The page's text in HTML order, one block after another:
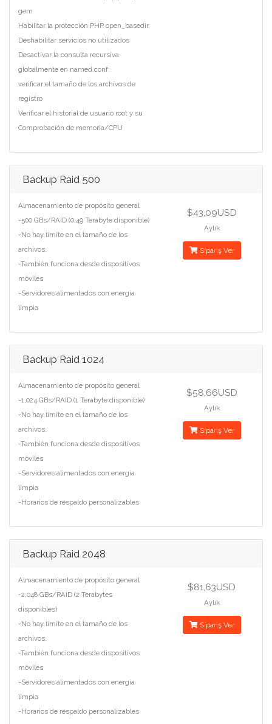
gem
Habilitar la protección PHP open_basedir
Deshabilitar servicios no utilizados
Desactivar la consulta recursiva
globalmente en named.conf
verificar el tamaño de los archivos de
registro
Verificar el historial de usuario root y su
Comprobación de memoria/CPU
Backup Raid 500
Almacenamiento de propósito general
-500 GBs/RAID (0.49 Terabyte disponible)
-No hay límite en el tamaño de los
archivos.
-También funciona desde dispositivos
móviles
-Servidores alimentados con energía
limpia
$43,09USD
Aylık
Sipariş Ver
Backup Raid 1024
Almacenamiento de propósito general
-1,024 GBs/RAID (1 Terabyte disponible)
-No hay límite en el tamaño de los
archivos.
-También funciona desde dispositivos
móviles
-Servidores alimentados con energía
limpia
-Horarios de respaldo personalizables
$58,66USD
Aylık
Sipariş Ver
Backup Raid 2048
Almacenamiento de propósito general
-2,048 GBs/RAID (2 Terabytes
disponibles)
-No hay límite en el tamaño de los
archivos.
-También funciona desde dispositivos
móviles
-Servidores alimentados con energía
limpia
-Horarios de respaldo personalizables
$81,63USD
Aylık
Sipariş Ver